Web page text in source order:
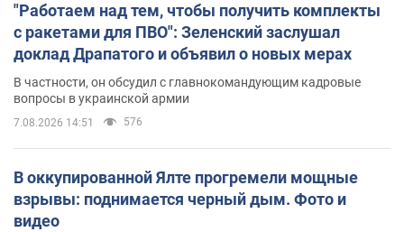
"Работаем над тем, чтобы получить комплекты
с ракетами для ПВО": Зеленский заслушал
доклад Драпатого и объявил о новых мерах
В частности, он обсудил с главнокомандующим кадровые
вопросы в украинской армии
7.08.2026 14:51 576
В оккупированной Ялте прогремели мощные
взрывы: поднимается черный дым. Фото и
видео